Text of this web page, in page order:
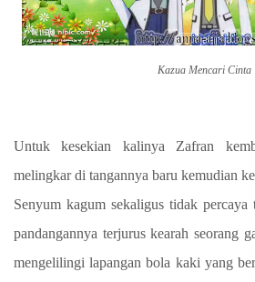
Kazua Mencari Cinta
Untuk kesekian kalinya Zafran
melingkar di tangannya baru kemudian
Senyum kagum sekaligus tidak percaya
pandangannya terjurus kearah seorang
mengelilingi lapangan bola kaki yang